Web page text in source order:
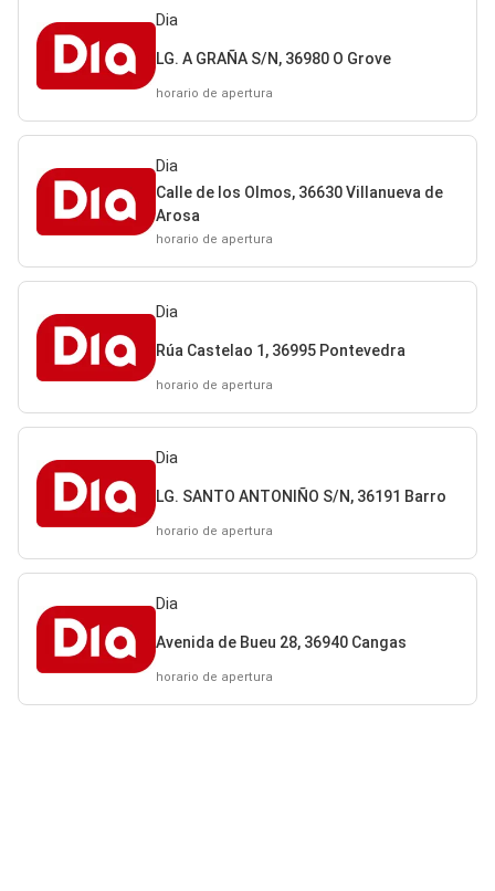
Dia
LG. A GRAÑA S/N, 36980 O Grove
horario de apertura
Dia
Calle de los Olmos, 36630 Villanueva de
Arosa
horario de apertura
Dia
Rúa Castelao 1, 36995 Pontevedra
horario de apertura
Dia
LG. SANTO ANTONIÑO S/N, 36191 Barro
horario de apertura
Dia
Avenida de Bueu 28, 36940 Cangas
horario de apertura